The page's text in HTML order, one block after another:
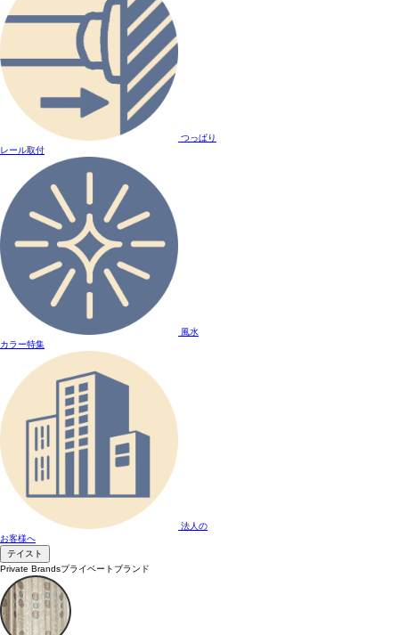
つっぱり
レール取付
風水
カラー特集
法人の
お客様へ
テイスト
Private Brandsプライベートブランド